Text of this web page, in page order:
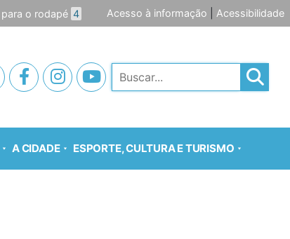
para o rodapé 4 Acesso à informação Acessibilidade
Pesquisar
A CIDADE ESPORTE, CULTURA E TURISMO